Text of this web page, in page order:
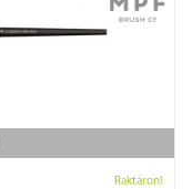
Raktáron!